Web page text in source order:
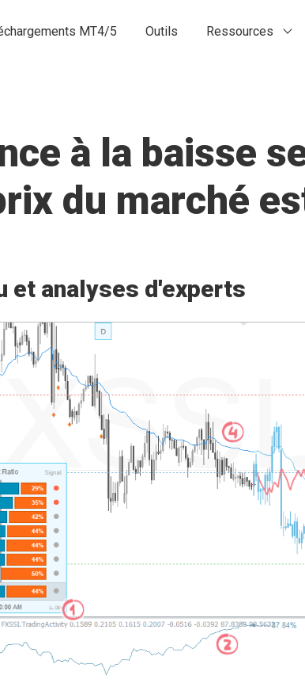
MT4/5 Outils Ressources
à la baisse
du marché
et analyses d'experts